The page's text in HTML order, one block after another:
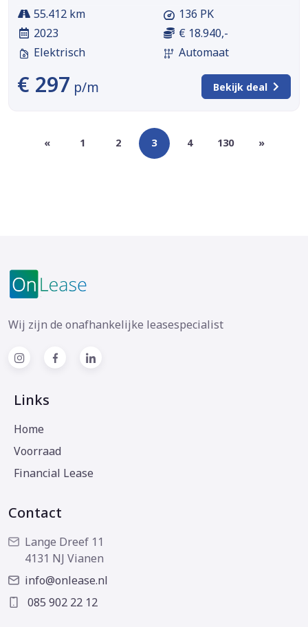
55.412 km
2023
Elektrisch
136 PK
€ 18.940,-
Automaat
€ 297 p/m Bekijk deal
« 1 2 3 4 130 »
Wij zijn de onafhankelijke leasespecialist
Links
Home
Voorraad
Financial Lease
Contact
Lange Dreef 11
4131 NJ Vianen
info@onlease.nl
085 902 22 12